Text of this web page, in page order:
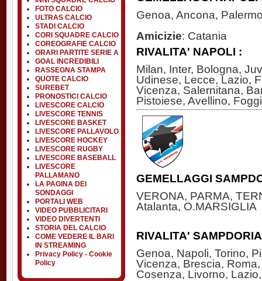
FOTO CALCIO
ULTRAS CALCIO
STADI CALCIO
CORI SQUADRE CALCIO
COREOGRAFIE CALCIO
ORARI PARTITE SERIE A
GOAL INCREDIBILI
RASSEGNA STAMPA
QUOTE CALCIO
SUREBET
PRONOSTICI CALCIO
LIVESCORE CALCIO
LIVESCORE TENNIS
LIVESCORE BASKET
LIVESCORE PALLAVOLO
LIVESCORE HOCKEY
LIVESCORE RUGBY
LIVESCORE BASEBALL
LIVESCORE
PALLAMANO
LA PAGINA DEI
SONDAGGI
PORTALI WEB
VIDEO PUBBLICITARI
VIDEO DIVERTENTI
STORIA DEL CALCIO
COME VEDERE IL BARI
IN STREAMING
Privacy Policy - Cookie
Policy
Genoa, Ancona,
Amicizie: Catania
RIVALITA' NAPOLI :
Milan, Inter, Bologna,
Udinese, Lecce, Lazio,
Vicenza, Salernitana,
Pistoiese, Avellino,
GEMELLAGGI
VERONA, PARMA,
Atalanta, O.MARSIGLIA
RIVALITA'
Genoa, Napoli, Torino,
Vicenza, Brescia,
Cosenza, Livorno,